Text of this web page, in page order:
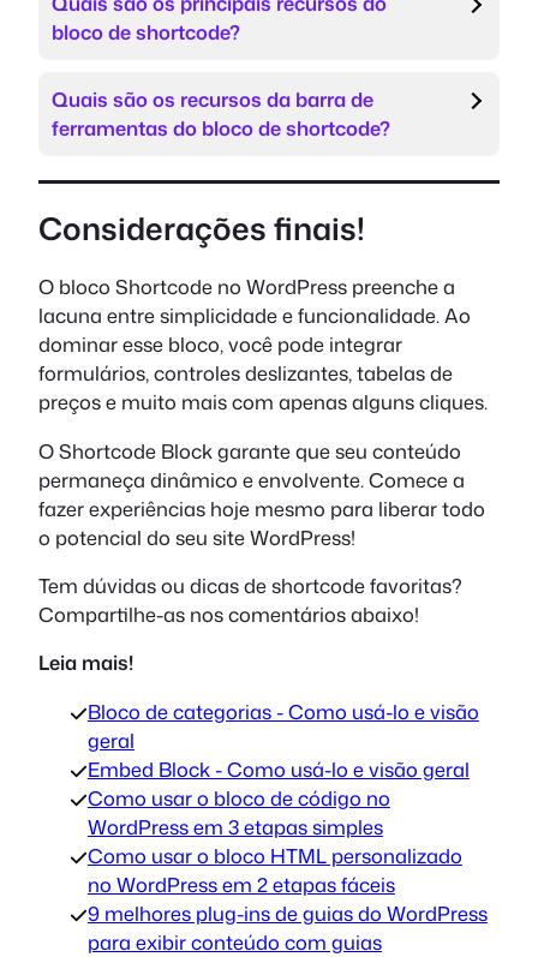
bloco de shortcode?
Quais são os recursos da barra de
ferramentas do bloco de shortcode?
Considerações finais!
O bloco Shortcode no WordPress preenche a
lacuna entre simplicidade e funcionalidade. Ao
dominar esse bloco, você pode integrar
formulários, controles deslizantes, tabelas de
preços e muito mais com apenas alguns cliques.
O Shortcode Block garante que seu conteúdo
permaneça dinâmico e envolvente. Comece a
fazer experiências hoje mesmo para liberar todo
o potencial do seu site WordPress!
Tem dúvidas ou dicas de shortcode favoritas?
Compartilhe-as nos comentários abaixo!
Leia mais!
Bloco de categorias - Como usá-lo e visão
geral
Embed Block - Como usá-lo e visão geral
Como usar o bloco de código no
WordPress em 3 etapas simples
Como usar o bloco HTML personalizado
no WordPress em 2 etapas fáceis
9 melhores plug-ins de guias do WordPress
para exibir conteúdo com guias